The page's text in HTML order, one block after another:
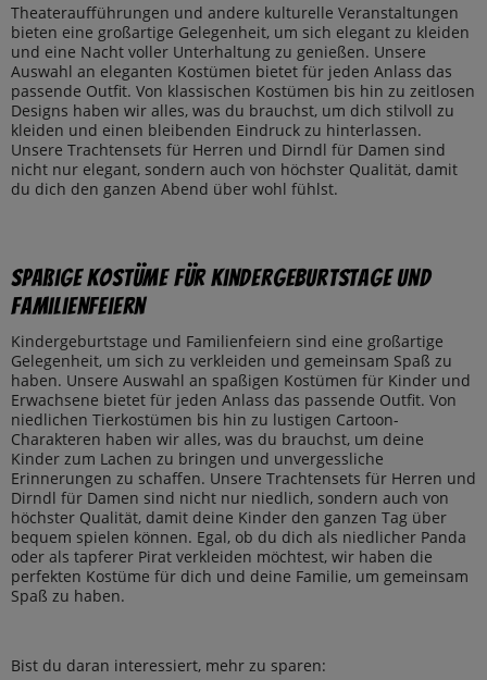
Theateraufführungen und andere kulturelle Veranstaltungen
bieten eine großartige Gelegenheit, um sich elegant zu kleiden
und eine Nacht voller Unterhaltung zu genießen. Unsere
Auswahl an eleganten Kostümen bietet für jeden Anlass das
passende Outfit. Von klassischen Kostümen bis hin zu zeitlosen
Designs haben wir alles, was du brauchst, um dich stilvoll zu
kleiden und einen bleibenden Eindruck zu hinterlassen.
Unsere Trachtensets für Herren und Dirndl für Damen sind
nicht nur elegant, sondern auch von höchster Qualität, damit
du dich den ganzen Abend über wohl fühlst.
Spaßige Kostüme für Kindergeburtstage und
Familienfeiern
Kindergeburtstage und Familienfeiern sind eine großartige
Gelegenheit, um sich zu verkleiden und gemeinsam Spaß zu
haben. Unsere Auswahl an spaßigen Kostümen für Kinder und
Erwachsene bietet für jeden Anlass das passende Outfit. Von
niedlichen Tierkostümen bis hin zu lustigen Cartoon-
Charakteren haben wir alles, was du brauchst, um deine
Kinder zum Lachen zu bringen und unvergessliche
Erinnerungen zu schaffen. Unsere Trachtensets für Herren und
Dirndl für Damen sind nicht nur niedlich, sondern auch von
höchster Qualität, damit deine Kinder den ganzen Tag über
bequem spielen können. Egal, ob du dich als niedlicher Panda
oder als tapferer Pirat verkleiden möchtest, wir haben die
perfekten Kostüme für dich und deine Familie, um gemeinsam
Spaß zu haben.
Bist du daran interessiert, mehr zu sparen: